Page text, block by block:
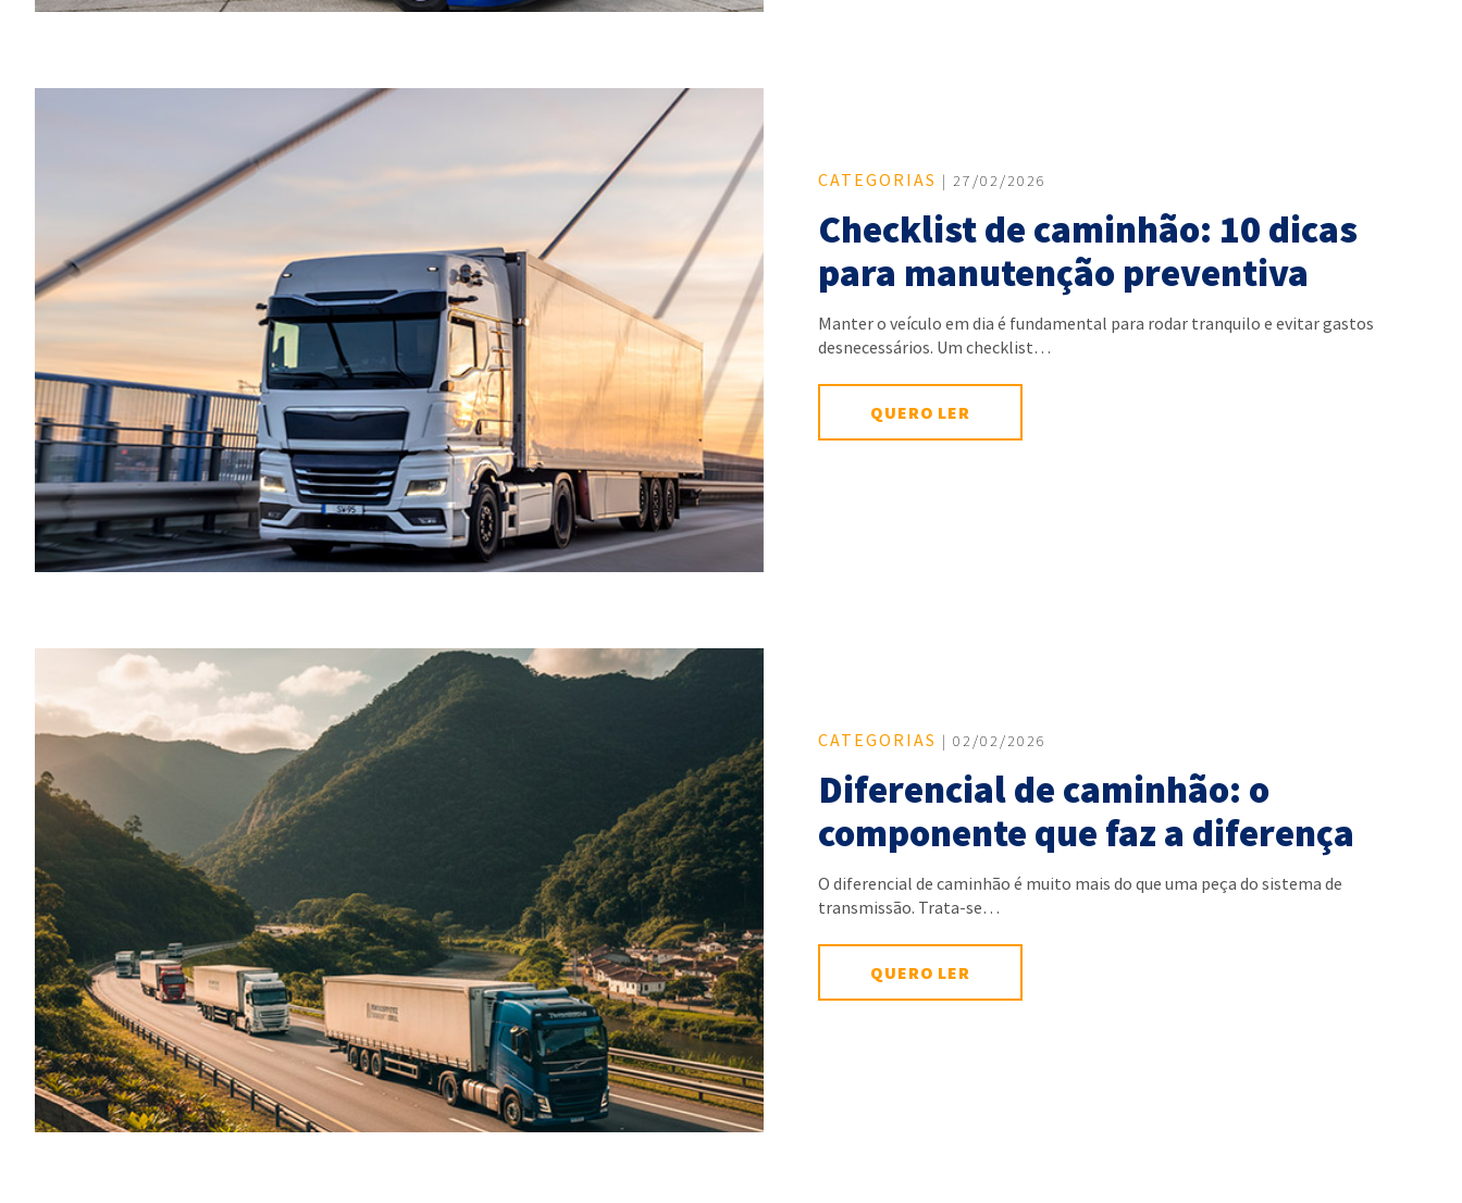
CATEGORIAS | 27/02/2026
Checklist de caminhão: 10 dicas
para manutenção preventiva
Manter o veículo em dia é fundamental para rodar tranquilo e evitar gastos
desnecessários. Um checklist…
QUERO LER
CATEGORIAS | 02/02/2026
Diferencial de caminhão: o
componente que faz a diferença
O diferencial de caminhão é muito mais do que uma peça do sistema de
transmissão. Trata-se…
QUERO LER